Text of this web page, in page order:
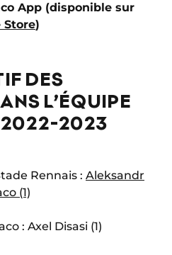
App (disponible sur
Store)
DES
L’ÉQUIPE
2022-2023
Rennais : Aleksandr
(1)
: Axel Disasi (1)